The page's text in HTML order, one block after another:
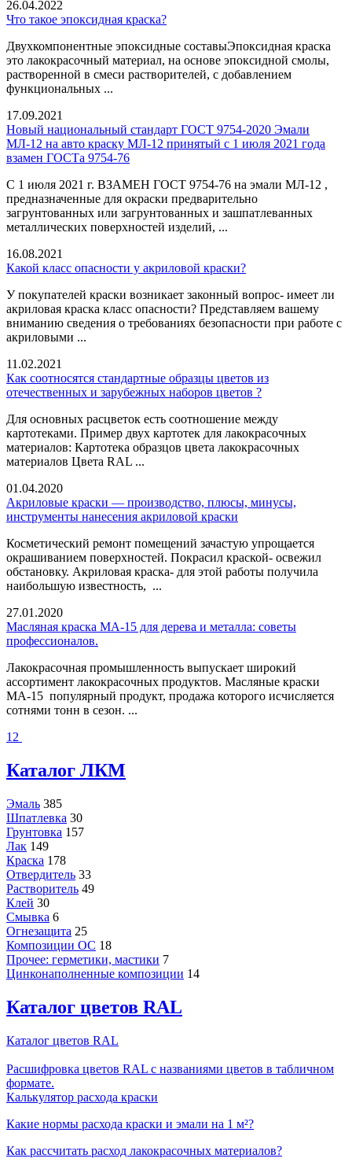
26.04.2022
Что такое эпоксидная краска?
Двухкомпонентные эпоксидные составыЭпоксидная краска
это лакокрасочный материал, на основе эпоксидной смолы,
растворенной в смеси растворителей, с добавлением
функциональных ...
17.09.2021
Новый национальный стандарт ГОСТ 9754-2020 Эмали
МЛ-12 на авто краску МЛ-12 принятый с 1 июля 2021 года
взамен ГОСТа 9754-76
С 1 июля 2021 г. ВЗАМЕН ГОСТ 9754-76 на эмали МЛ-12 ,
предназначенные для окраски предварительно
загрунтованных или загрунтованных и зашпатлеванных
металлических поверхностей изделий, ...
16.08.2021
Какой класс опасности у акриловой краски?
У покупателей краски возникает законный вопрос- имеет ли
акриловая краска класс опасности? Представляем вашему
вниманию сведения о требованиях безопасности при работе с
акриловыми ...
11.02.2021
Как соотносятся стандартные образцы цветов из
отечественных и зарубежных наборов цветов ?
Для основных расцветок есть соотношение между
картотеками. Пример двух картотек для лакокрасочных
материалов: Картотека образцов цвета лакокрасочных
материалов Цвета RAL ...
01.04.2020
Акриловые краски — производство, плюсы, минусы,
инструменты нанесения акриловой краски
Косметический ремонт помещений зачастую упрощается
окрашиванием поверхностей. Покрасил краской- освежил
обстановку. Акриловая краска- для этой работы получила
наибольшую известность, ...
27.01.2020
Масляная краска МА-15 для дерева и металла: советы
профессионалов.
Лакокрасочная промышленность выпускает широкий
ассортимент лакокрасочных продуктов. Масляные краски
МА-15 популярный продукт, продажа которого исчисляется
сотнями тонн в сезон. ...
1 2
Каталог ЛКМ
Эмаль 385
Шпатлевка 30
Грунтовка 157
Лак 149
Краска 178
Отвердитель 33
Растворитель 49
Клей 30
Смывка 6
Огнезащита 25
Композиции ОС 18
Прочее: герметики, мастики 7
Цинконаполненные композиции 14
Каталог цветов RAL
Каталог цветов RAL
Расшифровка цветов RAL с названиями цветов в табличном
формате.
Калькулятор расхода краски
Какие нормы расхода краски и эмали на 1 м²?
Как рассчитать расход лакокрасочных материалов?